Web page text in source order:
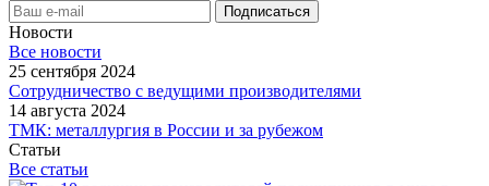
Новости
Все новости
25 сентября 2024
Сотрудничество с ведущими производителями
14 августа 2024
ТМК: металлургия в России и за рубежом
Статьи
Все статьи